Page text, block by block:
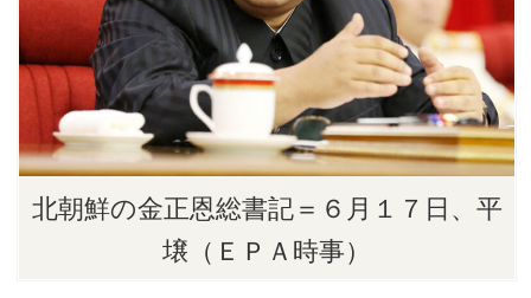
北朝鮮の金正恩総書記＝６月１７日、平
壌（ＥＰＡ時事）